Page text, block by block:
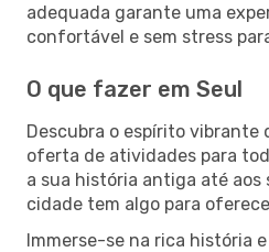
adequada garante uma
confortável e sem stress
O que fazer em Seul
Descubra o espírito vibrante
oferta de atividades para
a sua história antiga até aos
cidade tem algo para
Immerse-se na rica história